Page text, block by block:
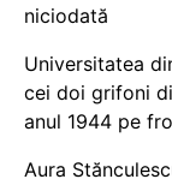
niciodată
Universitatea
cei doi grifoni
anul 1944 pe
Aura